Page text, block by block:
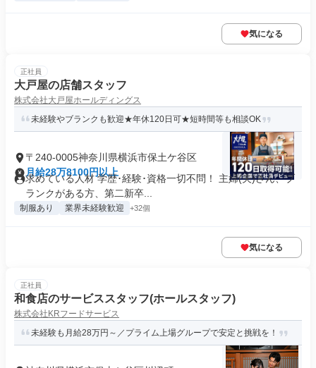
気になる
正社員
大戸屋の店舗スタッフ
株式会社大戸屋ホールディングス
未経験やブランクも歓迎★年休120日可★短時間等も相談OK
〒240-0005神奈川県横浜市保土ケ谷区
月給28万8100円以上
求めている人材 学歴･経験･資格一切不問！ 主婦(夫)さん、ブ
ランクがある方、第二新卒...
制服あり 業界未経験歓迎 +32個
気になる
正社員
和食店のサービススタッフ(ホールスタッフ)
株式会社KRフードサービス
未経験も月給28万円～／プライム上場グループで安定と挑戦を！